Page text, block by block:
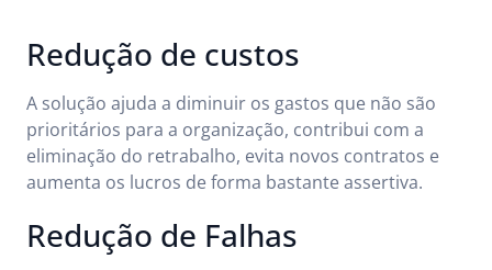
Redução de custos
A solução ajuda a diminuir os gastos que não são
prioritários para a organização, contribui com a
eliminação do retrabalho, evita novos contratos e
aumenta os lucros de forma bastante assertiva.
Redução de Falhas